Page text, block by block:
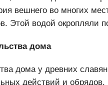
а о безнадежных
вешнего во многих
дома у древних